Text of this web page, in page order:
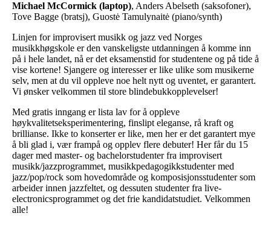
Michael McCormick (laptop), Anders Abelseth (saksofoner),
Tove Bagge (bratsj), Guostė Tamulynaitė (piano/synth)
Linjen for improvisert musikk og jazz ved Norges
musikkhøgskole er den vanskeligste utdanningen å komme inn
på i hele landet, nå er det eksamenstid for studentene og på tide å
vise kortene! Sjangere og interesser er like ulike som musikerne
selv, men at du vil oppleve noe helt nytt og uventet, er garantert.
Vi ønsker velkommen til store blindebukkopplevelser!
Med gratis inngang er lista lav for å oppleve
høykvalitetseksperimentering, finslipt eleganse, rå kraft og
brillianse. Ikke to konserter er like, men her er det garantert mye
å bli glad i, vær frampå og opplev flere debuter! Her får du 15
dager med master- og bachelorstudenter fra improvisert
musikk/jazzprogrammet, musikkpedagogikkstudenter med
jazz/pop/rock som hovedområde og komposisjonsstudenter som
arbeider innen jazzfeltet, og dessuten studenter fra live-
electronicsprogrammet og det frie kandidatstudiet. Velkommen
alle!